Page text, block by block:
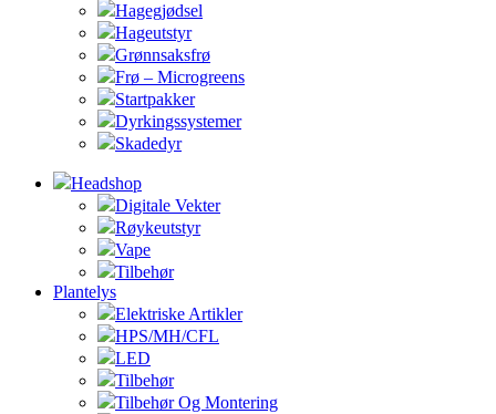
Hagegjødsel
Hageutstyr
Grønnsaksfrø
Frø – Microgreens
Startpakker
Dyrkingssystemer
Skadedyr
Headshop
Digitale Vekter
Røykeutstyr
Vape
Tilbehør
Plantelys
Elektriske Artikler
HPS/MH/CFL
LED
Tilbehør
Tilbehør Og Montering